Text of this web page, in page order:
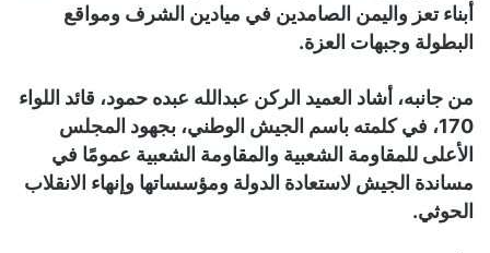
أبناء تعز واليمن الصامدين في ميادين الشرف ومواقع
البطولة وجبهات العزة.
من جانبه، أشاد العميد الركن عبدالله عبده حمود، قائد اللواء
170، في كلمته باسم الجيش الوطني، بجهود المجلس
الأعلى للمقاومة الشعبية والمقاومة الشعبية عمومًا في
مساندة الجيش لاستعادة الدولة ومؤسساتها وإنهاء الانقلاب
الحوثي.